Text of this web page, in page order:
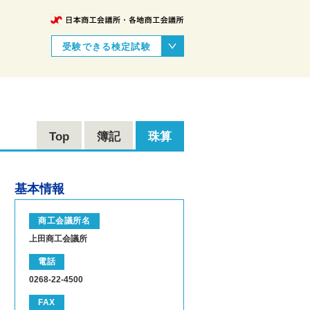
受験できる検定試験
Top 簿記 珠算
基本情報
商工会議所名
上田商工会議所
電話
0268-22-4500
FAX